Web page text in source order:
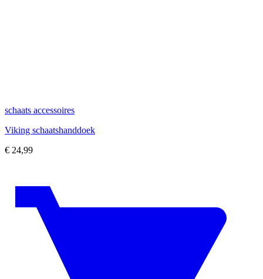
schaats accessoires
Viking schaatshanddoek
€ 24,99